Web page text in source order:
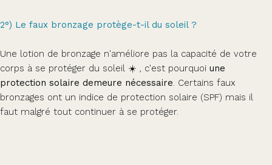
2°) Le faux bronzage protège-t-il du soleil ?
Une lotion de bronzage n'améliore pas la capacité de votre
corps à se protéger du soleil ☀️ , c'est pourquoi une
protection solaire demeure nécessaire. Certains faux
bronzages ont un indice de protection solaire (SPF) mais il
faut malgré tout continuer à se protéger.